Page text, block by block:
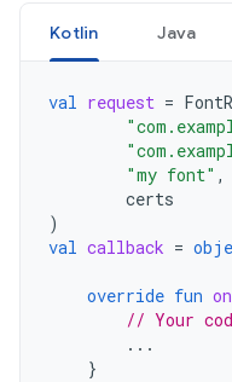
Kotlin Java
val request =
"my font" ,
certs
)
val callback =
override fun
// Your
...
}